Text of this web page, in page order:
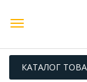
КАТАЛОГ